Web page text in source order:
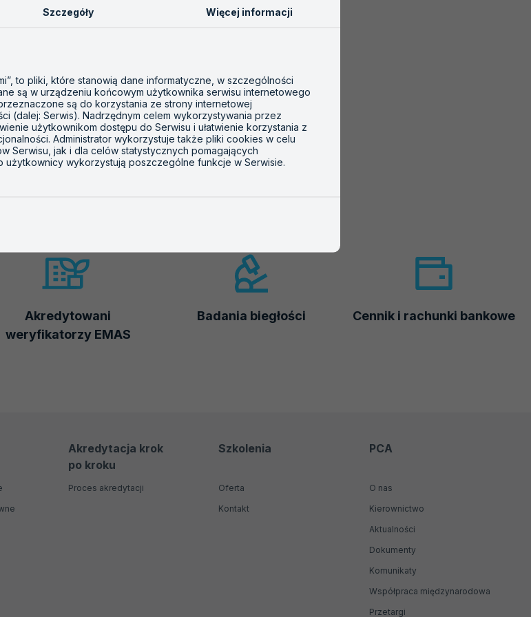
zgodności
Akredytowani
weryfikatorzy EMAS
Badania biegłości Cennik i rachunki bankowe
Akredytacja krok
po kroku
Proces akredytacji
Szkolenia
Oferta
Kontakt
PCA
O nas
Kierownictwo
Aktualności
Dokumenty
Komunikaty
Współpraca międzynarodowa
Przetargi
Szczegóły Więcej informacji
to pliki, które stanowią dane informatyczne, w szczególności
są w urządzeniu końcowym użytkownika serwisu internetowego
są do korzystania ze strony internetowej
(dalej: Serwis). Nadrzędnym celem wykorzystywania przez
użytkownikom dostępu do Serwisu i ułatwienie korzystania z
Administrator wykorzystuje także pliki cookies w celu
Serwisu, jak i dla celów statystycznych pomagających
użytkownicy wykorzystują poszczególne funkcje w Serwisie.